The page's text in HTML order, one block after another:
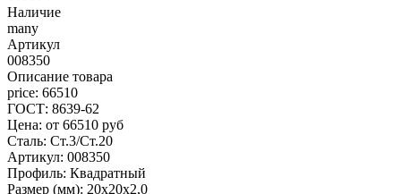
Наличие
many
Артикул
008350
Описание товара
price: 66510
ГОСТ: 8639-62
Цена: от 66510 руб
Сталь: Ст.3/Ст.20
Артикул: 008350
Профиль: Квадратный
Размер (мм): 20x20x2,0